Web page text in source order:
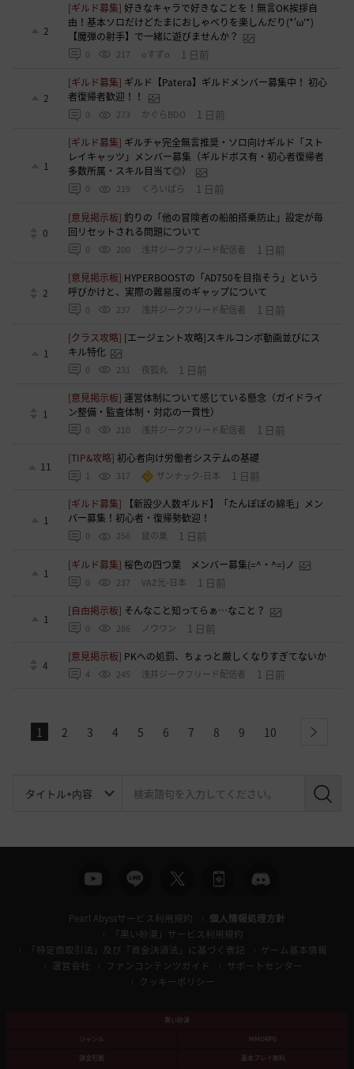
2
[ギルド募集]好きなキャラで好きなことを！無言OK挨拶自
由！基本ソロだけどたまにおしゃべりを楽しんだり(*'ω'*)
【魔弾の射手】で一緒に遊びませんか？
0 217 oすずo 1 日前
2
[ギルド募集] ギルド【Patera】ギルドメンバー募集中！ 初心
者復帰者歓迎！！
0 273 かぐらBDO 1 日前
1
[ギルド募集] ギルチャ完全無言推奨・ソロ向けギルド「スト
レイキャッツ」メンバー募集（ギルドボス有・初心者復帰者
多数所属・スキル目当て◎）
0 219 くろいばら 1 日前
0
[意見掲示板]釣りの「他の冒険者の船舶搭乗防止」設定が毎
回リセットされる問題について
0 200 浅井ジークフリード配信者 1 日前
2
[意見掲示板] HYPERBOOSTの「AD750を目指そう」という
呼びかけと、実際の難易度のギャップについて
0 237 浅井ジークフリード配信者 1 日前
1
[クラス攻略] [エージェント攻略]スキルコンボ動画並びにス
キル特化
0 231 夜狐丸 1 日前
1
[意見掲示板]運営体制について感じている懸念（ガイドライ
ン整備・監査体制・対応の一貫性）
0 210 浅井ジークフリード配信者 1 日前
11
[TIP&攻略]初心者向け労働者システムの基礎
1 317 ザンナック-日本 1 日前
1
[ギルド募集]
【新設少人数ギルド】「たんぽぽの綿毛」メン
バー募集！初心者・復帰勢歓迎！
0 256 鼠の巣 1 日前
1
[ギルド募集]桜色の四つ葉 メンバー募集(=^・^=)ノ
0 237 VAZ光-日本 1 日前
1
[自由掲示板] そんなこと知ってらぁ…なこと？
0 286 ノウワン 1 日前
4
[意見掲示板] PKへの処罰、ちょっと厳しくなりすぎてないか
4 245 浅井ジークフリード配信者 1 日前
1 2 3 4 5 6 7 8 9 10 next
検
Pearl Abyssサービス利用規約
個人情報処理方針
「黒い砂漠」サービス利用規約
「特定商取引法」及び「資金決済法」に基づく表記
ゲーム基本情報
運営会社
ファンコンテンツガイド
サポートセンター
クッキーポリシー
黒い砂漠
ジャンル
MMORPG
課金形態
基本プレイ無料